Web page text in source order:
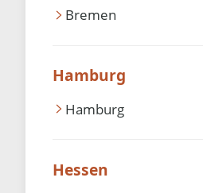
Bremen
Hamburg
Hamburg
Hessen